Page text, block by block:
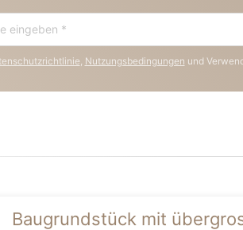
, Nutzungsbedingungen und
Baugrundstück mit